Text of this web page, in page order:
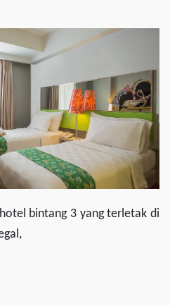
bintang 3 yang terletak di